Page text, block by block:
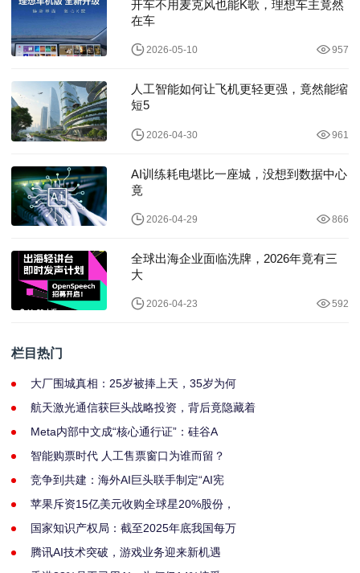
开车不用麦克风也能K歌，理想车主竟然
在车
2026-05-10 957
人工智能如何让飞机更轻更强，竟然能缩
短5
2026-04-30 961
AI训练耗电堪比一座城，没想到数据中心
竟
2026-04-29 866
全球出海企业面临洗牌，2026年竟有三
大
2026-04-23 592
栏目热门
大厂围城真相：25岁被捧上天，35岁为何
航天激光通信获巨头战略投资，背后竟隐藏着
Meta内部中文成“核心通行证”：硅谷A
智能购票时代 人工售票窗口为谁而留？
竞争到共建：海外AI巨头联手制定“AI宪
苹果斥资15亿美元收购全球星20%股份，
国家知识产权局：截至2025年底我国每万
腾讯AI技术突破，游戏业务迎来新机遇